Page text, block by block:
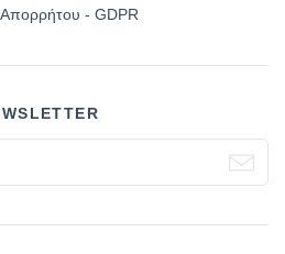
Απορρήτου - GDPR